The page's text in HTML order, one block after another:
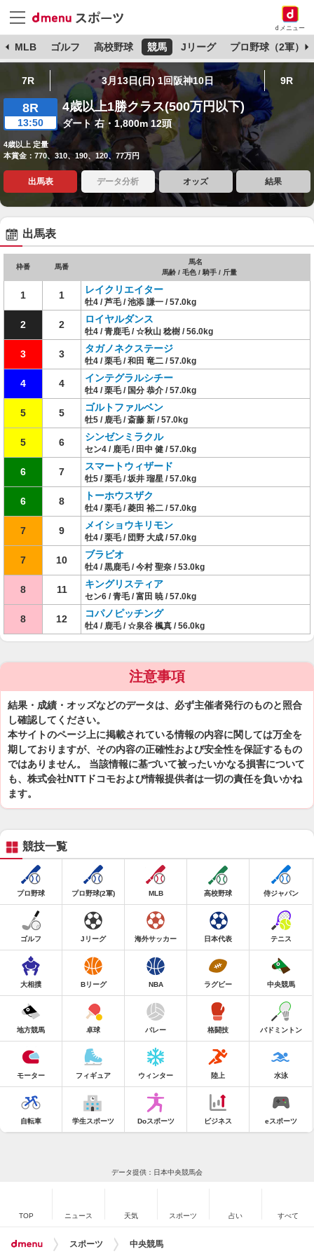
dメニュー
MLB ゴルフ 高校野球 競馬 Jリーグ プロ野球（2軍）
7R 3月13日(日) 1回阪神10日 9R
8R
13:50
4歳以上1勝クラス(500万円以下)
ダート 右・1,800m 12頭
4歳以上 定量
本賞金：770、310、190、120、77万円
出馬表 データ分析 オッズ 結果
出馬表
枠番 馬番
馬名
馬齢 / 毛色 / 騎手 / 斤量
1 1 レイクリエイター
牡4 / 芦毛 / 池添 謙一 / 57.0kg
2 2 ロイヤルダンス
牡4 / 青鹿毛 / ☆秋山 稔樹 / 56.0kg
3 3 タガノネクステージ
牡4 / 栗毛 / 和田 竜二 / 57.0kg
4 4 インテグラルシチー
牡4 / 栗毛 / 国分 恭介 / 57.0kg
5 5 ゴルトファルベン
牡5 / 鹿毛 / 斎藤 新 / 57.0kg
5 6 シンゼンミラクル
セン4 / 鹿毛 / 田中 健 / 57.0kg
6 7 スマートウィザード
牡5 / 栗毛 / 坂井 瑠星 / 57.0kg
6 8 トーホウスザク
牡4 / 栗毛 / 菱田 裕二 / 57.0kg
7 9 メイショウキリモン
牡4 / 栗毛 / 団野 大成 / 57.0kg
7 10 ブラビオ
牡4 / 黒鹿毛 / 今村 聖奈 / 53.0kg
8 11 キングリスティア
セン6 / 青毛 / 富田 暁 / 57.0kg
8 12 コパノピッチング
牡4 / 鹿毛 / ☆泉谷 楓真 / 56.0kg
注意事項
結果・成績・オッズなどのデータは、必ず主催者発行のものと照合
し確認してください。
本サイトのページ上に掲載されている情報の内容に関しては万全を
期しておりますが、その内容の正確性および安全性を保証するもの
ではありません。 当該情報に基づいて被ったいかなる損害について
も、株式会社NTTドコモおよび情報提供者は一切の責任を負いかね
ます。
競技一覧
プロ野球 プロ野球(2軍) MLB 高校野球 侍ジャパン
ゴルフ Jリーグ 海外サッカー 日本代表 テニス
大相撲 Bリーグ NBA ラグビー 中央競馬
地方競馬 卓球 バレー 格闘技 バドミントン
モーター フィギュア ウィンター 陸上 水泳
自転車 学生スポーツ Doスポーツ ビジネス eスポーツ
データ提供：日本中央競馬会
TOP ニュース 天気 スポーツ 占い すべて
スポーツ 中央競馬